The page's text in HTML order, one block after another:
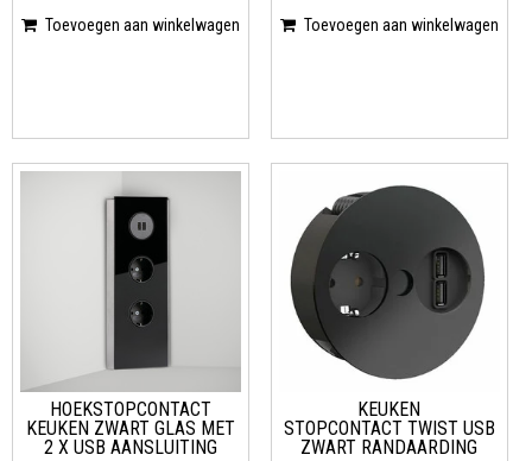
Toevoegen aan winkelwagen Toevoegen aan winkelwagen
HOEKSTOPCONTACT
KEUKEN ZWART GLAS MET
2 X USB AANSLUITING
KEUKEN
STOPCONTACT TWIST USB
ZWART RANDAARDING